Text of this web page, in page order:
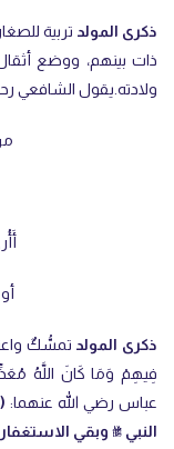
ذكرى المولد تربية
ذات بينهم، ووضع
ولادته.يقول الشافعي
ذكرى المولد تمسُّكٌ
عباس رضي الله عنهما:
النبي ﷺ وبقي